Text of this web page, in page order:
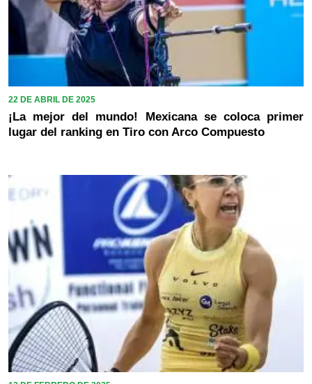
22 DE ABRIL DE 2025
¡La mejor del mundo! Mexicana se coloca primer
lugar del ranking en Tiro con Arco Compuesto